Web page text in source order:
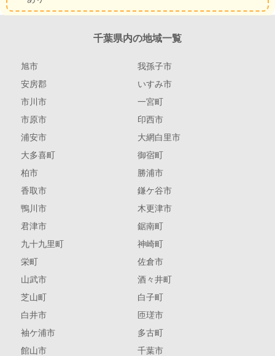
千葉県内の地域一覧
旭市
我孫子市
安房郡
いすみ市
市川市
一宮町
市原市
印西市
浦安市
大網白里市
大多喜町
御宿町
柏市
勝浦市
香取市
鎌ケ谷市
鴨川市
木更津市
君津市
鋸南町
九十九里町
神崎町
栄町
佐倉市
山武市
酒々井町
芝山町
白子町
白井市
匝瑳市
袖ケ浦市
多古町
館山市
千葉市